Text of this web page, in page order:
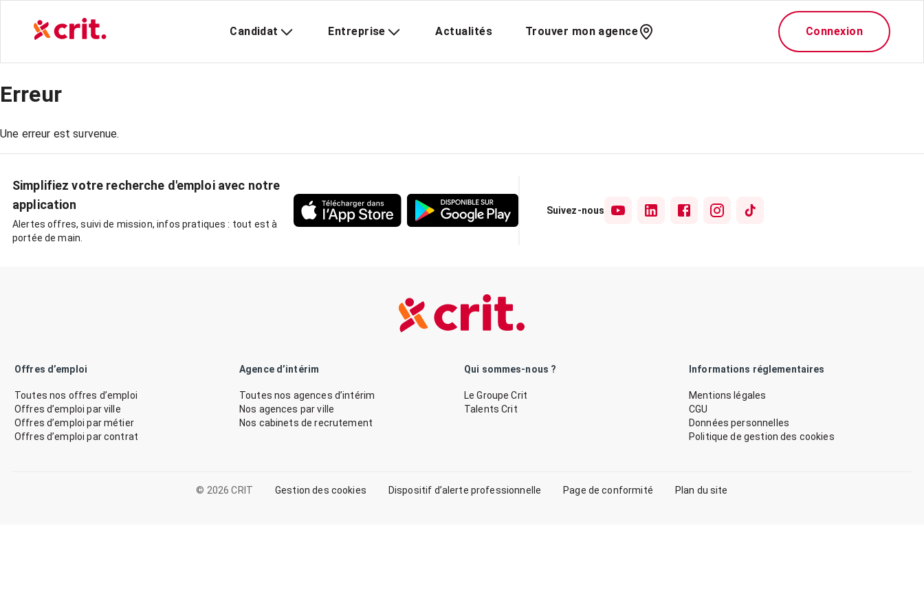
Candidat Entreprise Actualités Trouver mon agence Connexion
Erreur
Une erreur est survenue.
Simplifiez votre recherche d'emploi avec notre
application
Alertes offres, suivi de mission, infos pratiques : tout est à
portée de main.
Suivez-nous
Offres d’emploi
Toutes nos offres d’emploi
Offres d’emploi par ville
Offres d’emploi par métier
Offres d’emploi par contrat
Agence d’intérim
Toutes nos agences d’intérim
Nos agences par ville
Nos cabinets de recrutement
Qui sommes-nous ?
Le Groupe Crit
Talents Crit
Informations réglementaires
Mentions légales
CGU
Données personnelles
Politique de gestion des cookies
© 2026 CRIT Gestion des cookies Dispositif d’alerte professionnelle Page de conformité Plan du site